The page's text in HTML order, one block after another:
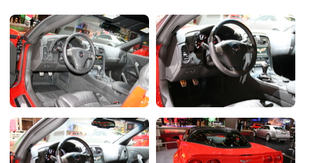
d'achat
Electriques
Utilitaires
Flottes
Auto